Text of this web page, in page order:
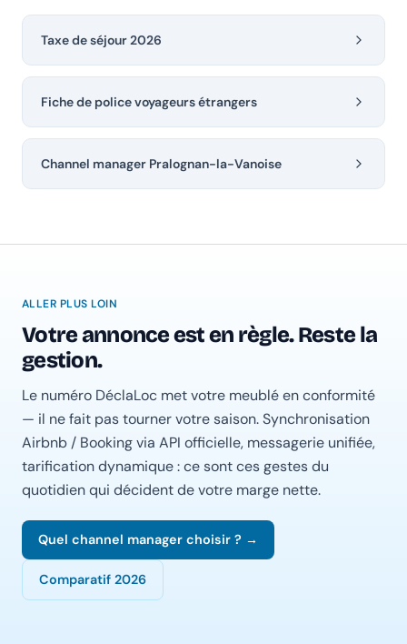
Taxe de séjour 2026
Fiche de police voyageurs étrangers
Channel manager Pralognan-la-Vanoise
ALLER PLUS LOIN
Votre annonce est en règle. Reste la
gestion.
Le numéro DéclaLoc met votre meublé en conformité
— il ne fait pas tourner votre saison. Synchronisation
Airbnb / Booking via API officielle, messagerie unifiée,
tarification dynamique : ce sont ces gestes du
quotidien qui décident de votre marge nette.
Quel channel manager choisir ? →
Comparatif 2026